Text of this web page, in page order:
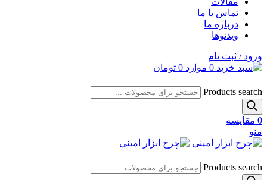
تماس با ما
درباره ما
ویدئوها
ورود / ثبت نام
0 موارد 0 تومان
Products search
0 مقایسه
منو
Products search